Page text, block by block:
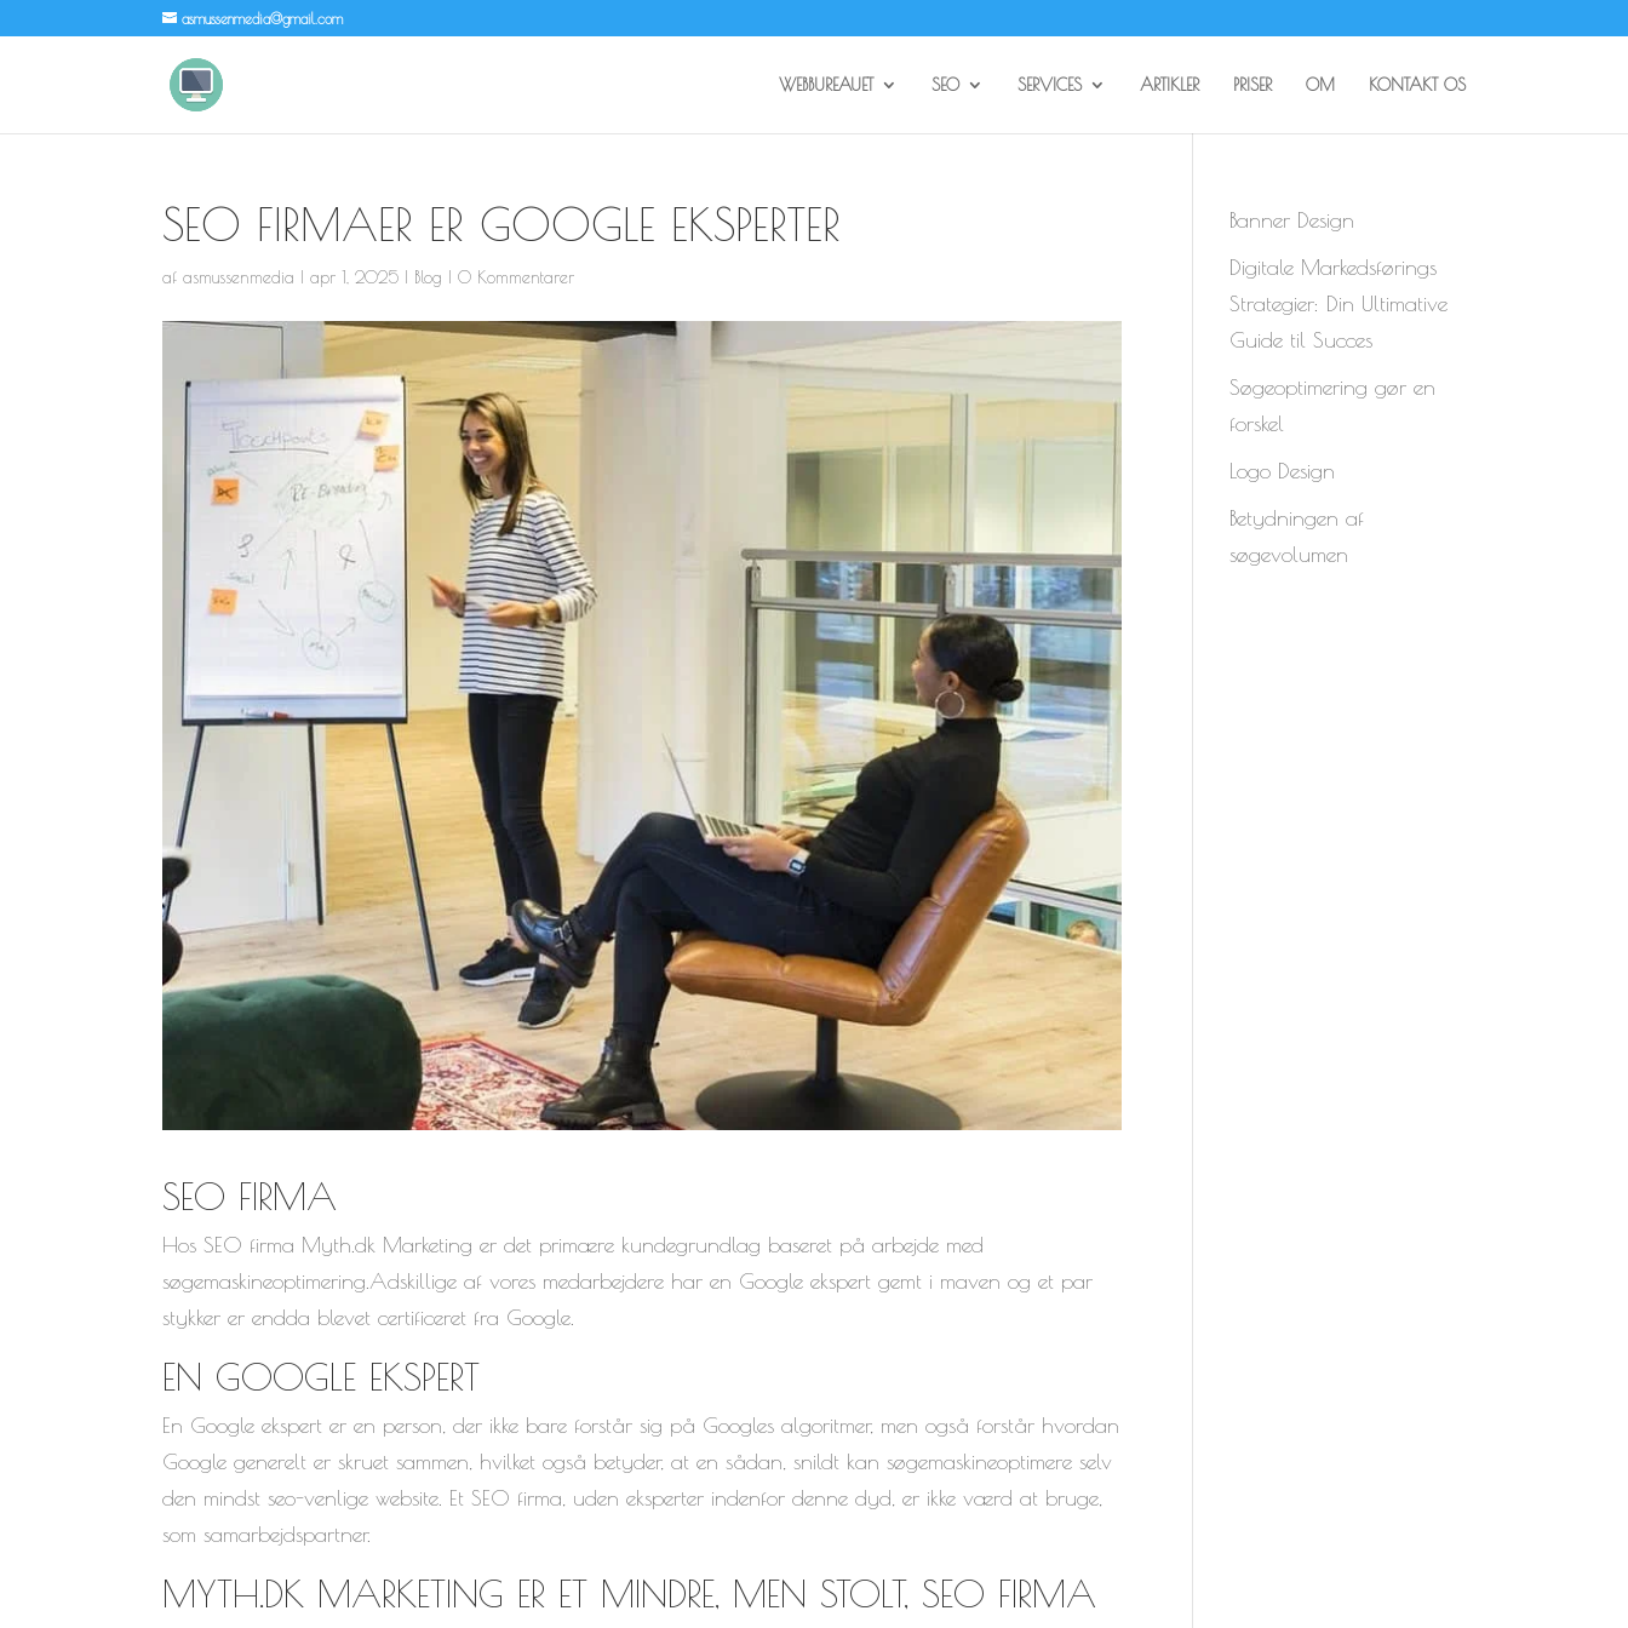
asmussenmedia@gmail.com
WEBBUREAUET SEO SERVICES ARTIKLER PRISER OM KONTAKT OS
SEO FIRMAER ER GOOGLE EKSPERTER
afasmussenmedia |apr 1, 2025 Blog |0 Kommentarer
SEO FIRMA
Hos SEO firma Myth.dk Marketing er det primære kundegrundlag baseret på arbejde med
søgemaskineoptimering.Adskillige af vores medarbejdere har en Google ekspert gemt i maven og et par
stykker er endda blevet certificeret fra Google.
EN GOOGLE EKSPERT
En Google ekspert er en person, der ikke bare forstår sig på Googles algoritmer, men også forstår hvordan
Google generelt er skruet sammen, hvilket også betyder, at en sådan, snildt kan søgemaskineoptimere selv
den mindst seo-venlige website. Et SEO firma, uden eksperter indenfor denne dyd, er ikke værd at bruge,
som samarbejdspartner.
MYTH.DK MARKETING ER ET MINDRE, MEN STOLT, SEO FIRMA
Banner Design
Digitale Markedsførings
Strategier: Din Ultimative
Guide til Succes
Søgeoptimering gør en
forskel
Logo Design
Betydningen af
søgevolumen